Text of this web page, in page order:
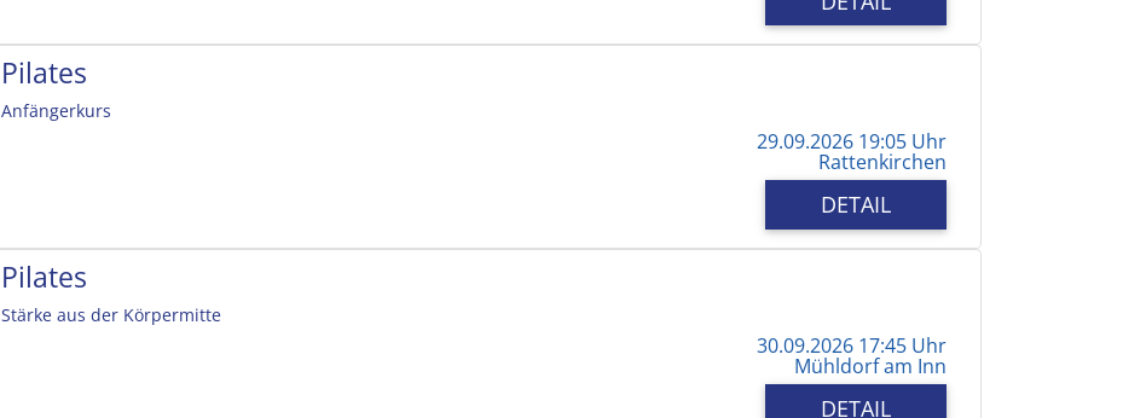
Pilates
Anfängerkurs
29.09.2026 19:05 Uhr
Rattenkirchen
DETAIL
Pilates
Stärke aus der Körpermitte
30.09.2026 17:45 Uhr
Mühldorf am Inn
DETAIL